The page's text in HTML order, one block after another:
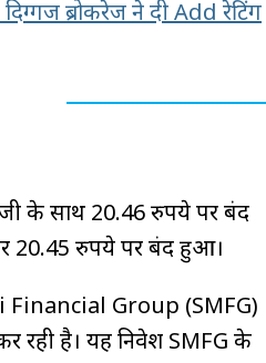
ब्रोकरेज ने दी Add रेटिंग
के साथ 20.46 रुपये पर बंद
20.45 रुपये पर बंद हुआ।
Financial Group (SMFG)
रही है। यह निवेश SMFG के